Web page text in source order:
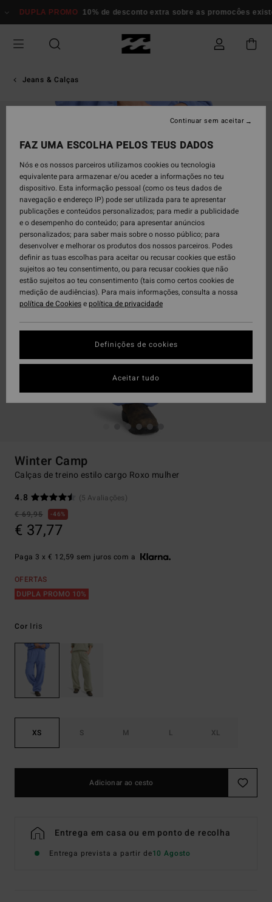
para
informação
DUPLA PROMO 10% de desconto extra sobre as promocôes
Jeans & Calças
Winter Camp
Calças de treino estilo cargo Roxo mulher
4.8
(5 Avaliações)
€ 69,95
46%
€ 37,77
Paga 3 x € 12,59 sem juros com a
OFERTAS
DUPLA PROMO 10%
Cor Iris
XS S M L XL
Adicionar ao cesto
Entrega em casa ou em ponto de recolha
Entrega prevista a partir de10 Agosto
FAZ UMA ESCOLHA PELOS TEUS DADOS
Nós e os nossos parceiros utilizamos cookies ou tecnologia
equivalente para armazenar e/ou aceder a informações no teu
dispositivo. Esta informação pessoal (como os teus dados de
navegação e endereço IP) pode ser utilizada para te apresentar
publicações e conteúdos personalizados; para medir a publicidade
e o desempenho do conteúdo; para apresentar anúncios
personalizados; para saber mais sobre o nosso público; para
desenvolver e melhorar os produtos dos nossos parceiros. Podes
definir as tuas escolhas para aceitar ou recusar cookies que estão
sujeitos ao teu consentimento, ou para recusar cookies que não
estão sujeitos ao teu consentimento (tais como certos cookies de
medição de audiências). Para mais informações, consulta a nossa
política de Cookiesepolítica de privacidade
Definições de cookies
Continuar sem aceitar
Aceitar tudo